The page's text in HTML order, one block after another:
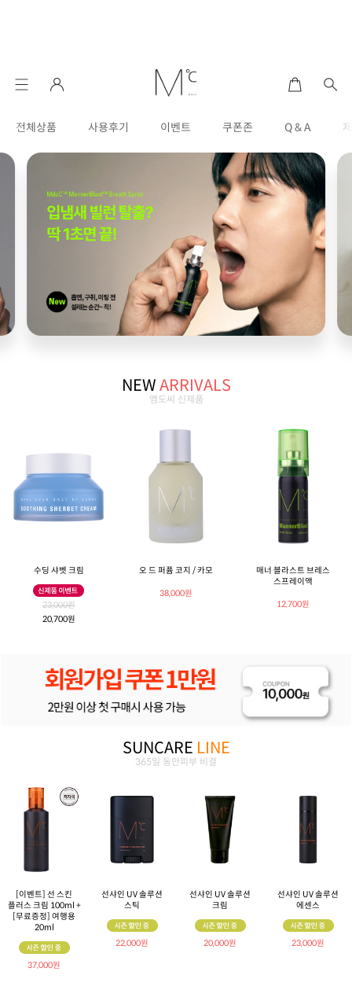
전체상품 사용후기 이벤트 쿠폰존 Q & A
NEW ARRIVALS
엠도씨 신제품
수딩 샤벳 크림
23,000원
20,700원
오 드 퍼퓸 코지 / 카모
38,000원
매너 블라스트 브레스
스프레이액
12,700원
SUNCARE LINE
365일 동안피부 비결
[이벤트] 선 스킨
플러스 크림 100ml +
[무료증정] 여행용
20ml
37,000원
선샤인 UV 솔루션
스틱
22,000원
선샤인 UV 솔루션
크림
20,000원
선샤인 UV 솔루션
에센스
23,000원